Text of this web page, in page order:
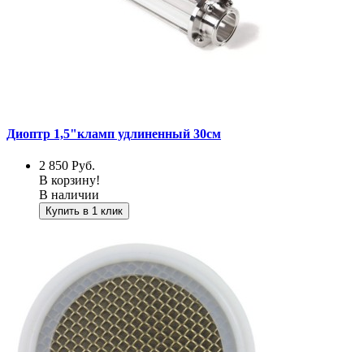
Диоптр 1,5"кламп удлиненный 30см
2 850 Руб.
В корзину!
В наличии
Купить в 1 клик